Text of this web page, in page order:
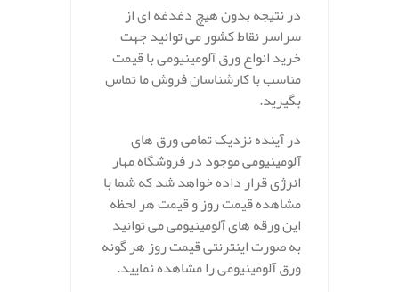
در نتیجه بدون هیچ دغدغه ای از
سراسر نقاط کشور می توانید جهت
خرید انواع ورق آلومینیومی با قیمت
مناسب با کارشناسان فروش ما تماس
بگیرید.
در آینده نزدیک تمامی ورق های
آلومینیومی موجود در فروشگاه مهار
انرژی قرار داده خواهد شد که شما با
مشاهده قیمت روز و قیمت هر لحظه
این ورقه های آلومینیومی می توانید
به صورت اینترنتی قیمت روز هر گونه
ورق آلومینیومی را مشاهده نمایید.